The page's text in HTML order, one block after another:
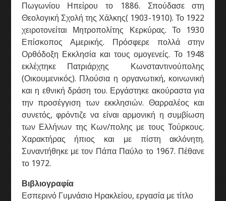
Αθηναγόρας Α. Οικουµενικός Πατριάρχης
Άγιος Μηνάς - Φωτο: Γιώργος Ηλιάκης
Πωγωνίου Ηπείρου το 1886. Σπούδασε στη
Θεολογική Σχολή της Χάλκης( 1903-1910). Το 1922
χειροτονείται Μητροπολίτης Κερκύρας. Το 1930
Επίσκοπος Αμερικής. Πρόσφερε πολλά στην
Ορθόδοξη Εκκλησία και τους ομογενείς. Το 1948
εκλέχτηκε Πατριάρχης Κωνσταντινούπολης
(Οικουμενικός). Πλούσια η οργανωτική, κοινωνική
και η εθνική δράση του. Εργάστηκε ακούραστα για
την προσέγγιση των εκκλησιών. Θαρραλέος και
συνετός, φρόντιζε να είναι αρμονική η συμβίωση
των Ελλήνων της Κων/πολης με τους Τούρκους.
Χαρακτήρας ήπιος και με πίστη ακλόνητη.
Συναντήθηκε με τον Πάπα Παύλο το 1967. Πέθανε
το 1972.
Βιβλιογραφία
Εσπερινό Γυμνάσιο Ηρακλείου, εργασία με τίτλο